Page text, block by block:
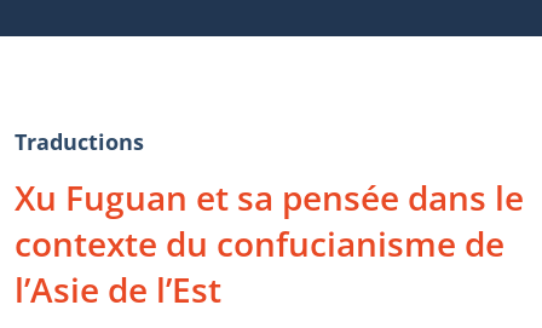
Traductions
Xu Fuguan et sa pensée dans le
contexte du confucianisme de
l’Asie de l’Est